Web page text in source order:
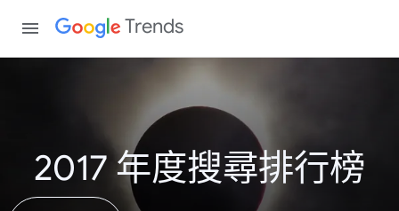
Trends
2017 年度搜尋排行榜